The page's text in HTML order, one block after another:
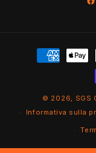
Metodi
© 2026, SGS
Informativa sulla